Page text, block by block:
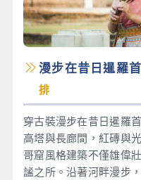
漫步在昔日暹羅
排
穿古裝漫步在昔日暹羅
高塔與長廊間，紅磚與
哥窟風格建築不僅雄偉
謐之所。沿著河畔漫步